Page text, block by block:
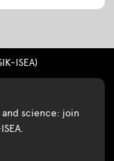
ISEA)
science: join